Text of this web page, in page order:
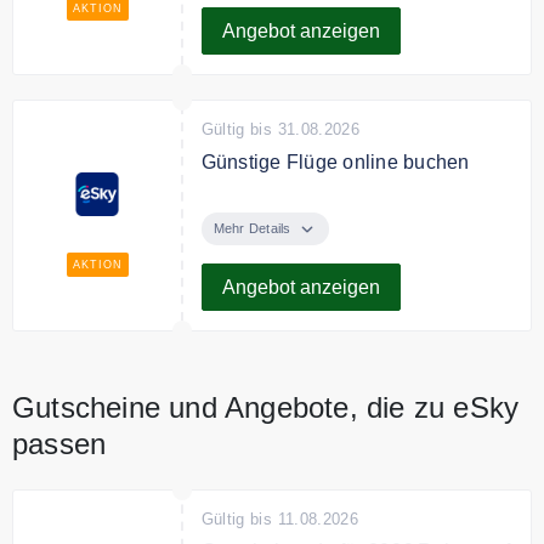
AKTION
Angebot anzeigen
AKTION
Gültig bis 31.08.2026
Günstige Flüge online buchen
Geld sparen.
Mehr Details
Angebot anzeigen
Gutscheine und Angebote, die zu eSky
passen
Gültig bis 11.08.2026